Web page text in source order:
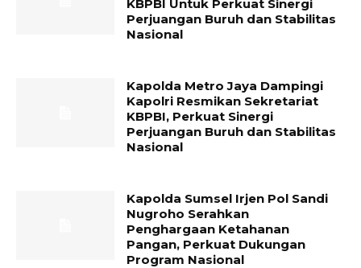
KBPBI Untuk Perkuat Sinergi
Perjuangan Buruh dan Stabilitas
Nasional
Kapolda Metro Jaya Dampingi
Kapolri Resmikan Sekretariat
KBPBI, Perkuat Sinergi
Perjuangan Buruh dan Stabilitas
Nasional
Kapolda Sumsel Irjen Pol Sandi
Nugroho Serahkan
Penghargaan Ketahanan
Pangan, Perkuat Dukungan
Program Nasional